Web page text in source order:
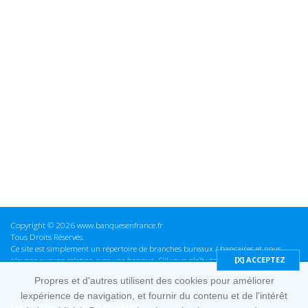
Copyright © 2026 www.banquesenfrance.fr
Tous Droits Réservés.
Ce site est simplement un répertoire de branches bureaux / bancaires et nous
n'avons aucune relation avec une banque. S'il vous plaît vérifier ces informations
avant d'effectuer toute opération, nous ne sommes pas responsables des erreurs
ou des omissions dans les informations que nous fournissons.
Propres et d'autres utilisent des cookies pour améliorer
lexpérience de navigation, et fournir du contenu et de l'intérêt